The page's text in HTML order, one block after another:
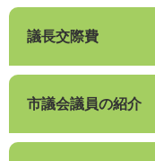
議長交際費
市議会議員の紹介